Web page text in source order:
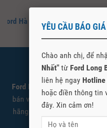
Ford Hà Nam – Đại Lý Mua
SHOWROOM
Ford Long Biên là đại lý cấp
bán và giới thiệu các sản
hãng. Quý khách có nhu
được tư vấn
YÊU CẦU BÁO
Chào anh chị, để
Nhất" từ Ford Long
liên hệ ngay Hotline
hoặc điền thông tin
đây. Xin cảm ơn!